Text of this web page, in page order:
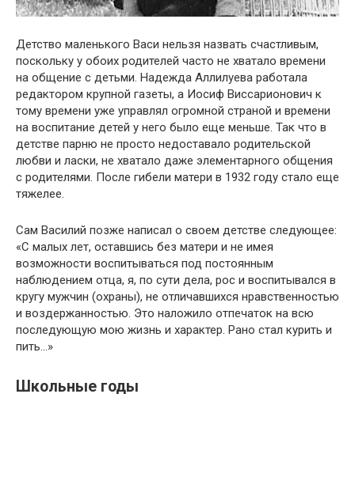
Детство маленького Васи нельзя назвать счастливым,
поскольку у обоих родителей часто не хватало времени
на общение с детьми. Надежда Аллилуева работала
редактором крупной газеты, а Иосиф Виссарионович к
тому времени уже управлял огромной страной и времени
на воспитание детей у него было еще меньше. Так что в
детстве парню не просто недоставало родительской
любви и ласки, не хватало даже элементарного общения
с родителями. После гибели матери в 1932 году стало еще
тяжелее.
Сам Василий позже написал о своем детстве следующее:
«С малых лет, оставшись без матери и не имея
возможности воспитываться под постоянным
наблюдением отца, я, по сути дела, рос и воспитывался в
кругу мужчин (охраны), не отличавшихся нравственностью
и воздержанностью. Это наложило отпечаток на всю
последующую мою жизнь и характер. Рано стал курить и
пить…»
Школьные годы